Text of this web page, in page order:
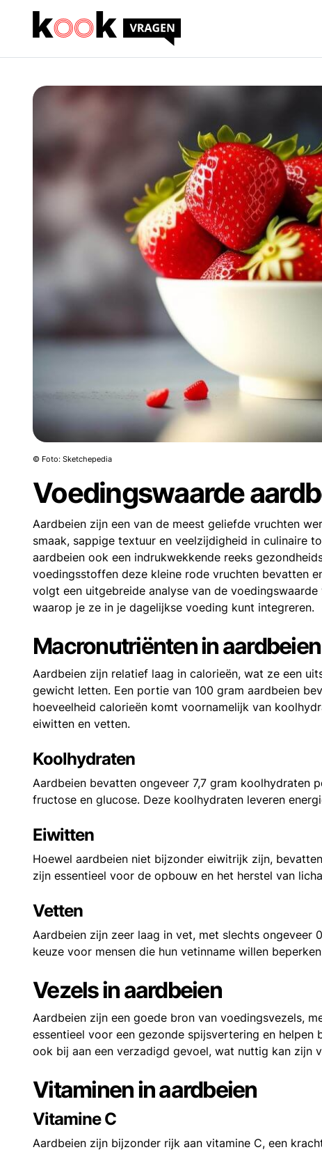
© Foto: Sketchepedia
Voedingswaarde
Aardbeien zijn een van de meest geliefde vruchten
smaak, sappige textuur en veelzijdigheid in culinaire
aardbeien ook een indrukwekkende reeks
voedingsstoffen deze kleine rode vruchten bevatten
volgt een uitgebreide analyse van de
waarop je ze in je dagelijkse voeding kunt integreren.
Macronutriënten in aardbeien
Aardbeien zijn relatief laag in calorieën, wat ze een
gewicht letten. Een portie van 100 gram aardbeien
hoeveelheid calorieën komt voornamelijk van
eiwitten en vetten.
Koolhydraten
Aardbeien bevatten ongeveer 7,7 gram koolhydraten
fructose en glucose. Deze koolhydraten leveren
Eiwitten
Hoewel aardbeien niet bijzonder eiwitrijk zijn,
zijn essentieel voor de opbouw en het herstel van
Vetten
Aardbeien zijn zeer laag in vet, met slechts ongeveer
keuze voor mensen die hun vetinname willen
Vezels in aardbeien
Aardbeien zijn een goede bron van voedingsvezels,
essentieel voor een gezonde spijsvertering en
ook bij aan een verzadigd gevoel, wat nuttig kan zijn
Vitaminen in aardbeien
Vitamine C
Aardbeien zijn bijzonder rijk aan vitamine C, een